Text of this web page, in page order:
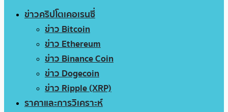
ข่าวคริปโตเคอเรนซี่
ข่าว Bitcoin
ข่าว Ethereum
ข่าว Binance Coin
ข่าว Dogecoin
ข่าว Ripple (XRP)
ราคาและการวิเคราะห์